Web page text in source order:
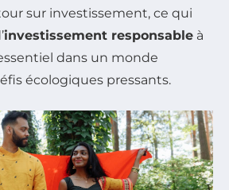
sur investissement, ce qui
investissement responsable à
dans un monde
écologiques pressants.